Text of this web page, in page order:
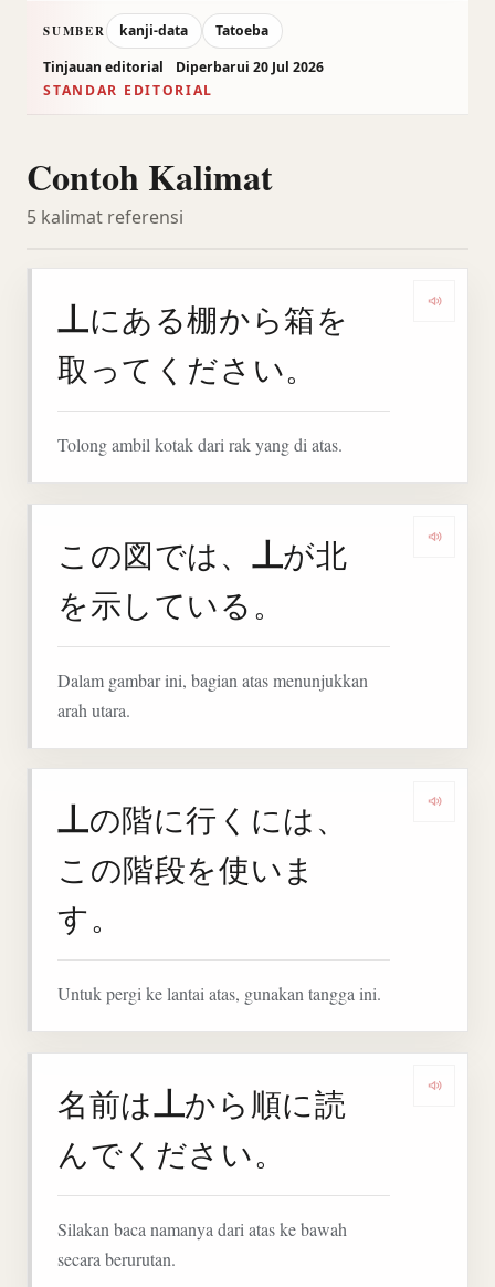
SUMBER kanji-data
Tatoeba
Tinjauan editorial
Diperbarui 20 Jul 2026
STANDAR EDITORIAL
Contoh Kalimat
5 kalimat referensi
丄にある棚から箱を
取ってください。
Tolong ambil kotak dari rak yang di atas.
この図では、 丄が北
を示している。
Dalam gambar ini, bagian atas menunjukkan
arah utara.
丄の階に行くには、
この階段を使いま
す。
Untuk pergi ke lantai atas, gunakan tangga ini.
名前は丄から順に読
んでください。
Silakan baca namanya dari atas ke bawah
secara berurutan.